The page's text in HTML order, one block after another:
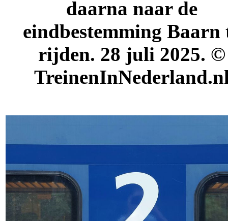
daarna naar de
eindbestemming Baarn
rijden. 28 juli 2025. ©